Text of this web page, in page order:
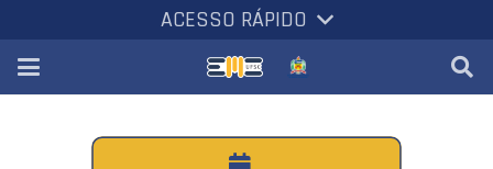
ACESSO RÁPIDO